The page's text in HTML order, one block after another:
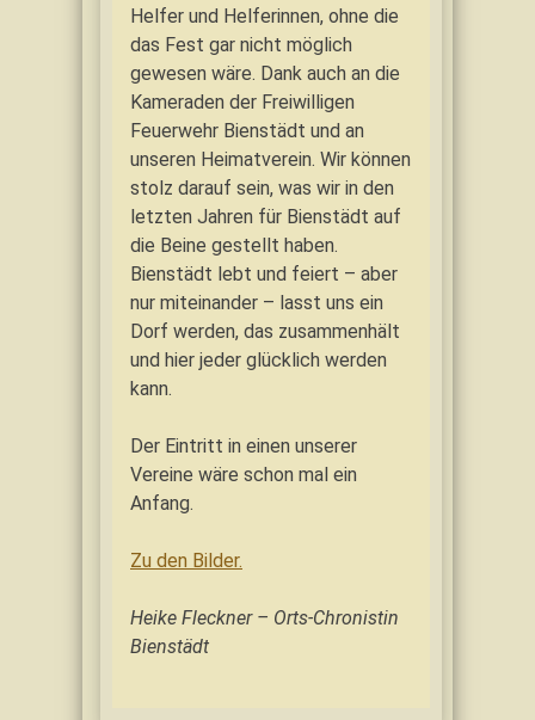
Helfer und Helferinnen, ohne die
das Fest gar nicht möglich
gewesen wäre. Dank auch an die
Kameraden der Freiwilligen
Feuerwehr Bienstädt und an
unseren Heimatverein. Wir können
stolz darauf sein, was wir in den
letzten Jahren für Bienstädt auf
die Beine gestellt haben.
Bienstädt lebt und feiert – aber
nur miteinander – lasst uns ein
Dorf werden, das zusammenhält
und hier jeder glücklich werden
kann.
Der Eintritt in einen unserer
Vereine wäre schon mal ein
Anfang.
Zu den Bilder.
Heike Fleckner – Orts-Chronistin
Bienstädt